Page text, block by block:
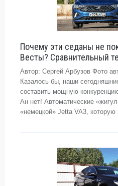
Почему эти седаны не
Весты? Сравнительный
Автор: Сергей Арбузов Фото
Казалось бы, наши
составить мощную
Ан нет! Автоматические
«немецкой» Jetta VA3, которую